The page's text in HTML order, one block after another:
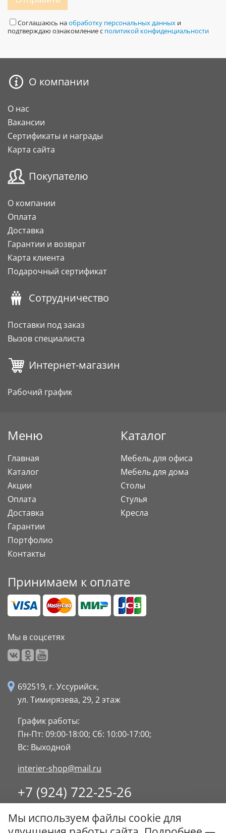
Соглашаюсь наобработку персональных данных и
подтверждаю ознакомление с политикой конфиденциальности
О компании
О нас
Вакансии
Сертификаты и награды
Карта сайта
Покупателю
О компании
Оплата
Доставка
Гарантии и возврат
Карта клиента
Подарочный сертификат
Сотрудничество
Поставки под заказ
Вызов специалиста
Интернет-магазин
Рабочий график
Меню
Главная
Каталог
Акции
Оплата
Доставка
Гарантии
Портфолио
Контакты
Каталог
Мебель для офиса
Мебель для дома
Столы
Стулья
Кресла
Принимаем к оплате
Мы в соцсетях
692519, г. Уссурийск,
ул. Тимирязева, 29, 2 этаж
График работы:
Пн-Пт: 09:00-18:00; Сб: 10:00-17:00;
Вс: Выходной
interier-shop@mail.ru
+7 (924) 722-25-26
8 (4234) 32-17-89
Заказать обратный звонок
Мы используем файлы cookie для